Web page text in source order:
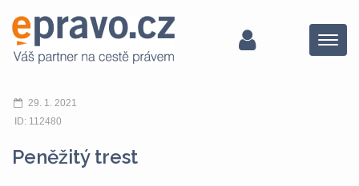
Menu
29. 1. 2021
ID: 112480
Peněžitý trest